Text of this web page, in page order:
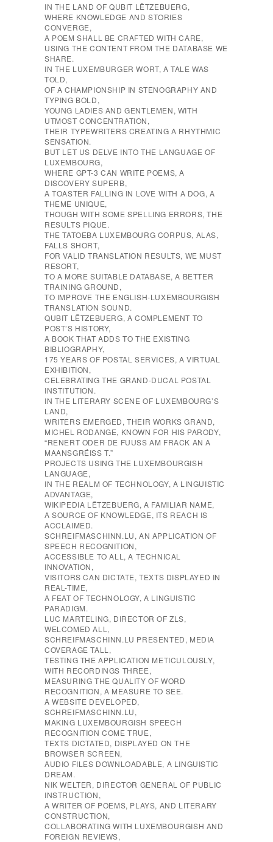
IN THE LAND OF QUBIT LËTZEBUERG,
WHERE KNOWLEDGE AND STORIES
CONVERGE,
A POEM SHALL BE CRAFTED WITH CARE,
USING THE CONTENT FROM THE DATABASE WE
SHARE.
IN THE LUXEMBURGER WORT, A TALE WAS
TOLD,
OF A CHAMPIONSHIP IN STENOGRAPHY AND
TYPING BOLD,
YOUNG LADIES AND GENTLEMEN, WITH
UTMOST CONCENTRATION,
THEIR TYPEWRITERS CREATING A RHYTHMIC
SENSATION.
BUT LET US DELVE INTO THE LANGUAGE OF
LUXEMBOURG,
WHERE GPT-3 CAN WRITE POEMS, A
DISCOVERY SUPERB,
A TOASTER FALLING IN LOVE WITH A DOG, A
THEME UNIQUE,
THOUGH WITH SOME SPELLING ERRORS, THE
RESULTS PIQUE.
THE TATOEBA LUXEMBOURG CORPUS, ALAS,
FALLS SHORT,
FOR VALID TRANSLATION RESULTS, WE MUST
RESORT,
TO A MORE SUITABLE DATABASE, A BETTER
TRAINING GROUND,
TO IMPROVE THE ENGLISH-LUXEMBOURGISH
TRANSLATION SOUND.
QUBIT LËTZEBUERG, A COMPLEMENT TO
POST’S HISTORY,
A BOOK THAT ADDS TO THE EXISTING
BIBLIOGRAPHY,
175 YEARS OF POSTAL SERVICES, A VIRTUAL
EXHIBITION,
CELEBRATING THE GRAND-DUCAL POSTAL
INSTITUTION.
IN THE LITERARY SCENE OF LUXEMBOURG’S
LAND,
WRITERS EMERGED, THEIR WORKS GRAND,
MICHEL RODANGE, KNOWN FOR HIS PARODY,
“RENERT ODER DE FUUSS AM FRACK AN A
MAANSGRÉISS T.”
PROJECTS USING THE LUXEMBOURGISH
LANGUAGE,
IN THE REALM OF TECHNOLOGY, A LINGUISTIC
ADVANTAGE,
WIKIPEDIA LËTZEBUERG, A FAMILIAR NAME,
A SOURCE OF KNOWLEDGE, ITS REACH IS
ACCLAIMED.
SCHREIFMASCHINN.LU, AN APPLICATION OF
SPEECH RECOGNITION,
ACCESSIBLE TO ALL, A TECHNICAL
INNOVATION,
VISITORS CAN DICTATE, TEXTS DISPLAYED IN
REAL-TIME,
A FEAT OF TECHNOLOGY, A LINGUISTIC
PARADIGM.
LUC MARTELING, DIRECTOR OF ZLS,
WELCOMED ALL,
SCHREIFMASCHINN.LU PRESENTED, MEDIA
COVERAGE TALL,
TESTING THE APPLICATION METICULOUSLY,
WITH RECORDINGS THREE,
MEASURING THE QUALITY OF WORD
RECOGNITION, A MEASURE TO SEE.
A WEBSITE DEVELOPED,
SCHREIFMASCHINN.LU,
MAKING LUXEMBOURGISH SPEECH
RECOGNITION COME TRUE,
TEXTS DICTATED, DISPLAYED ON THE
BROWSER SCREEN,
AUDIO FILES DOWNLOADABLE, A LINGUISTIC
DREAM.
NIK WELTER, DIRECTOR GENERAL OF PUBLIC
INSTRUCTION,
A WRITER OF POEMS, PLAYS, AND LITERARY
CONSTRUCTION,
COLLABORATING WITH LUXEMBOURGISH AND
FOREIGN REVIEWS,